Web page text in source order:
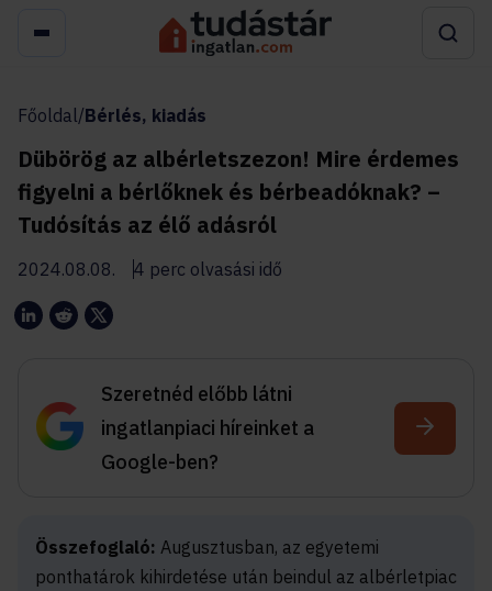
Főoldal/Bérlés, kiadás
Dübörög az albérletszezon! Mire érdemes
figyelni a bérlőknek és bérbeadóknak? –
Tudósítás az élő adásról
2024.08.08. 4 perc olvasási idő
Szeretnéd előbb látni
ingatlanpiaci híreinket a
Google-ben?
Összefoglaló: Augusztusban, az egyetemi
ponthatárok kihirdetése után beindul az albérletpiac